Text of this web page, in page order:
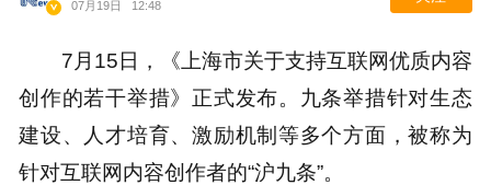
07月19日 12:48
7月15日，《上海市关于支持互联网优质内容
创作的若干举措》正式发布。九条举措针对生态
建设、人才培育、激励机制等多个方面，被称为
针对互联网内容创作者的“沪九条”。